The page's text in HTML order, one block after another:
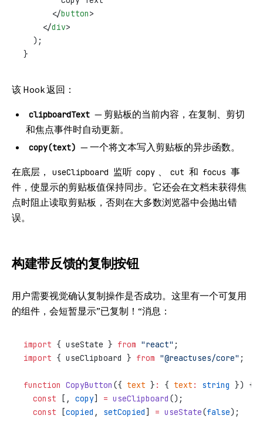
      </
button>
    </
div>
  );
}
该 Hook 返回：
clipboardText — 剪贴板的当前内容，在复制、剪切
和焦点事件时自动更新。
copy(text) — 一个将文本写入剪贴板的异步函数。
在底层，
useClipboard 监听 copy 、 cut 和 focus 事
件，使显示的剪贴板值保持同步。它还会在文档未获得焦
点时阻止读取剪贴板，否则在大多数浏览器中会抛出错
误。
构建带反馈的复制按钮
用户需要视觉确认复制操作是否成功。这里有一个可复用
的组件，会短暂显示”已复制！“消息：
import { useState } from "react" ;
import { useClipboard } from "@reactuses/core" ;
function CopyButton ({ text } : { text : string }) {
  const
[, copy] = useClipboard ();
  const
[copied , setCopied] = useState(false);